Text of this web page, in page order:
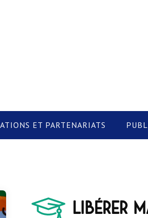
ET PARTENARIATS
Libérer